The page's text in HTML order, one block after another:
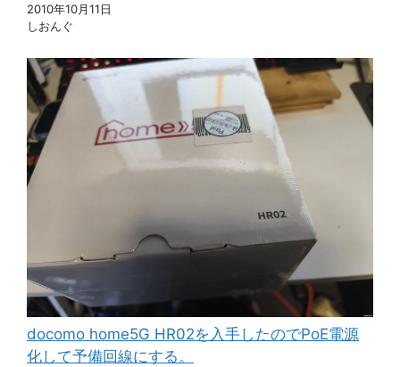
2010年10月11日
しおんぐ
docomo home5G HR02を入手したのでPoE電源
化して予備回線にする。